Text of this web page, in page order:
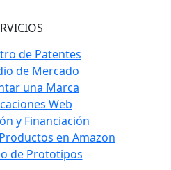
de Patentes
de Mercado
una Marca
Web
y Financiación
en Amazon
de Prototipos